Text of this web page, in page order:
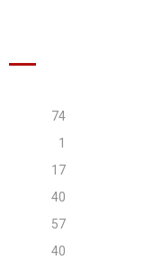
74
1
17
40
57
40